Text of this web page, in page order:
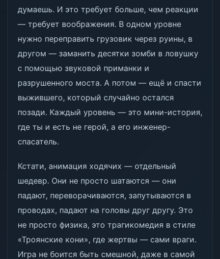
думаешь. И это требует больше, чем реакции
— требует воображения. В одном уровне
нужно переправить грузовик через руины, в
другом — заманить десятки зомби в ловушку
с помощью звуковой приманки и
разрушенного моста. А потом — ещё и спасти
выжившего, который случайно остался
позади. Каждый уровень — это мини-история,
где ты и есть не герой, а его инженер-
спасатель.
Кстати, анимация ходячих — отдельный
шедевр. Они не просто шатаются — они
падают, переворачиваются, запутываются в
проводах, падают на головы друг другу. Это
не просто физика, это трагикомедия в стиле
«Троянские кони», где жертвы — сами враги.
Игра не боится быть смешной, даже в самой